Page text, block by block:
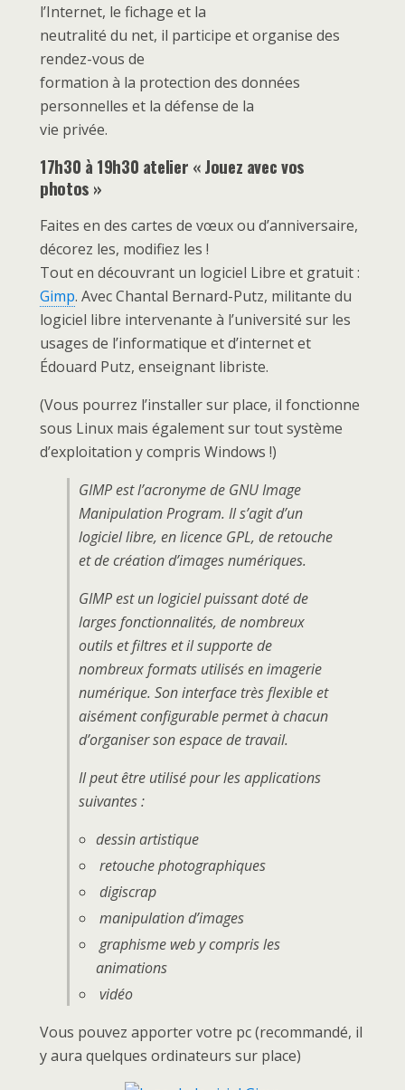
l’Internet, le fichage et la
neutralité du net, il participe et organise des
rendez-vous de
formation à la protection des données
personnelles et la défense de la
vie privée.
17h30 à 19h30 atelier « Jouez avec vos
photos »
Faites en des cartes de vœux ou d’anniversaire,
décorez les, modifiez les !
Tout en découvrant un logiciel Libre et gratuit :
Gimp. Avec Chantal Bernard-Putz, militante du
logiciel libre intervenante à l’université sur les
usages de l’informatique et d’internet et
Édouard Putz, enseignant libriste.
(Vous pourrez l’installer sur place, il fonctionne
sous Linux mais également sur tout système
d’exploitation y compris Windows !)
GIMP est l’acronyme de GNU Image
Manipulation Program. Il s’agit d’un
logiciel libre, en licence GPL, de retouche
et de création d’images numériques.
GIMP est un logiciel puissant doté de
larges fonctionnalités, de nombreux
outils et filtres et il supporte de
nombreux formats utilisés en imagerie
numérique. Son interface très flexible et
aisément configurable permet à chacun
d’organiser son espace de travail.
Il peut être utilisé pour les applications
suivantes :
dessin artistique
retouche photographiques
digiscrap
manipulation d’images
graphisme web y compris les
animations
vidéo
Vous pouvez apporter votre pc (recommandé, il
y aura quelques ordinateurs sur place)